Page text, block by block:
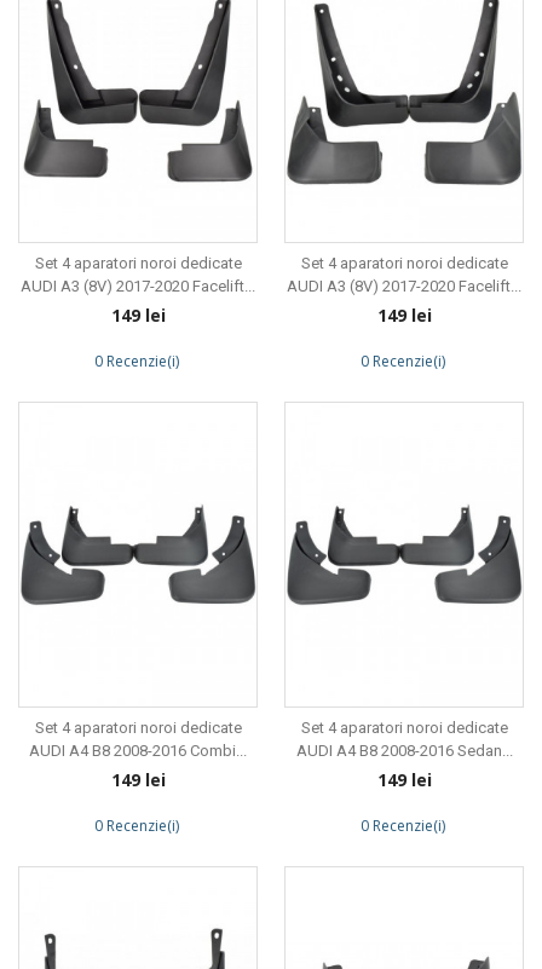
Set 4 aparatori noroi dedicate
AUDI A3 (8V) 2017-2020 Facelift...
Preț
149 lei
0 Recenzie(i)
Set 4 aparatori noroi dedicate
AUDI A3 (8V) 2017-2020 Facelift...
Preț
149 lei
0 Recenzie(i)
Set 4 aparatori noroi dedicate
AUDI A4 B8 2008-2016 Combi...
Preț
149 lei
0 Recenzie(i)
Set 4 aparatori noroi dedicate
AUDI A4 B8 2008-2016 Sedan...
Preț
149 lei
0 Recenzie(i)